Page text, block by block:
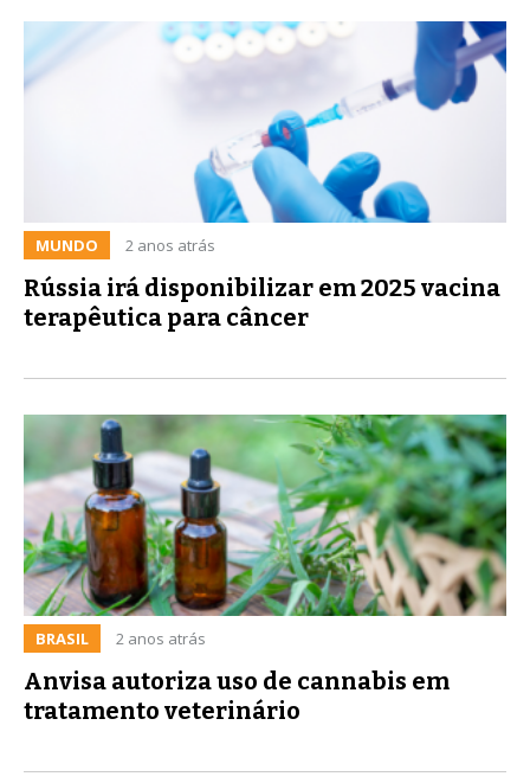
MUNDO 2 anos atrás
Rússia irá disponibilizar em 2025 vacina
terapêutica para câncer
BRASIL 2 anos atrás
Anvisa autoriza uso de cannabis em
tratamento veterinário